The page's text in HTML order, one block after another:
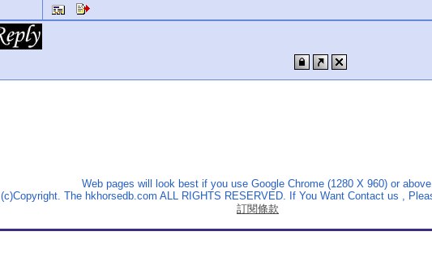
Web pages will look best if you use Google Chrome (1280 X 960) or
(c)Copyright. The hkhorsedb.com ALL RIGHTS RESERVED. If You Want Contact us ,
訂閱條款